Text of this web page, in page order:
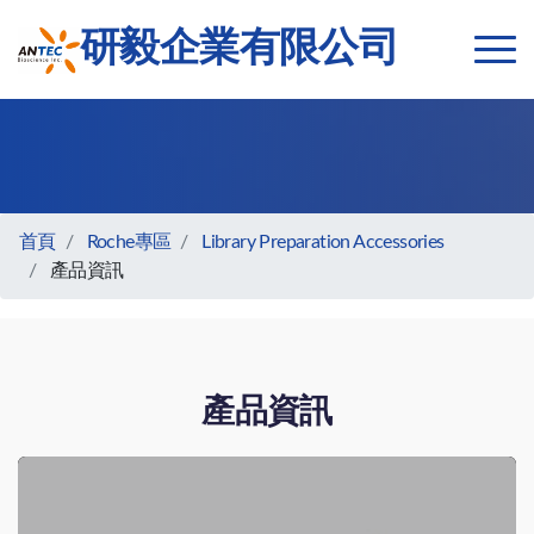
研毅企業有限公司
首頁 Roche專區
Library Preparation Accessories
產品資訊
產品資訊